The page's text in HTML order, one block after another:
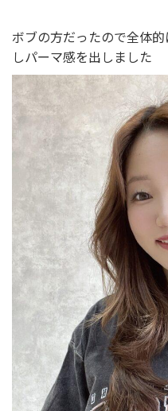
ボブの方だったので全体
しパーマ感を出しました